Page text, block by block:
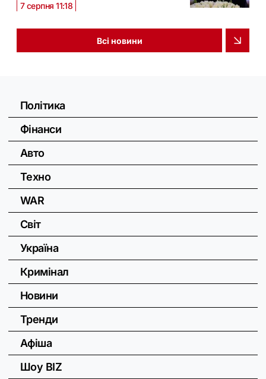
7 серпня 11:18
Всі новини
Політика
Фінанси
Авто
Техно
WAR
Світ
Україна
Кримінал
Новини
Тренди
Афіша
Шоу BIZ